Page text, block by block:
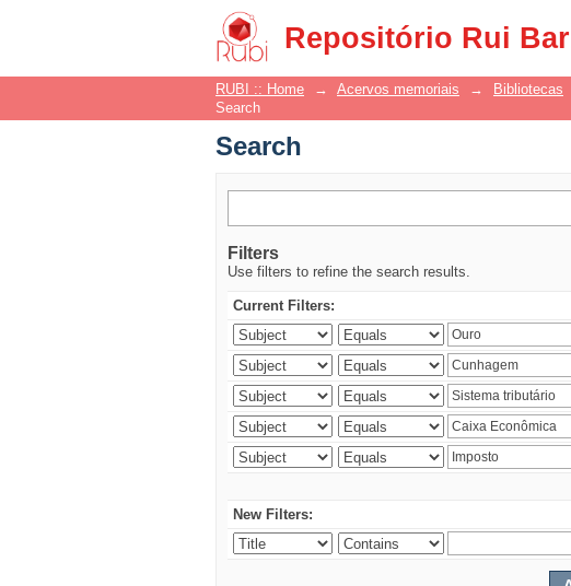
Repositório Rui
Search
RUBI :: Home → Acervos memoriais → Bibliotecas
Search
Search
Filters
Use filters to refine the search results.
Current Filters:
New Filters: